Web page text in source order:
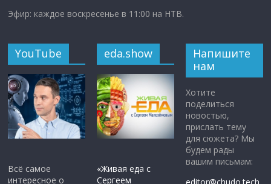
Эфир: каждое воскресенье в 11:00 на НТВ.
YouTube
Всё самое
интересное о
eda.show
«Живая еда с
Сергеем
Напишите
нам
Хотите
поделиться
новостью,
прислать тему
для сюжета? Мы
будем рады
вашим письмам: